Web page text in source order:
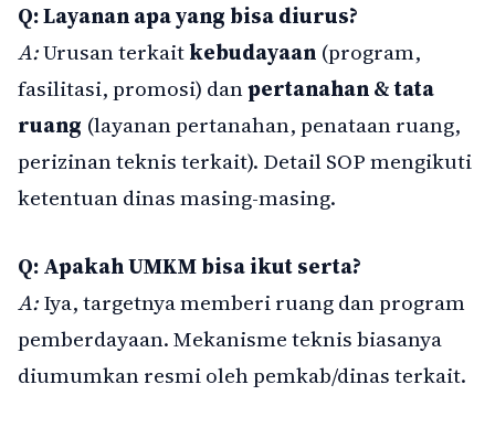
Q: Layanan apa yang bisa diurus?
A:Urusan terkaitkebudayaan (program,
fasilitasi, promosi) danpertanahan & tata
ruang (layanan pertanahan, penataan ruang,
perizinan teknis terkait). Detail SOP mengikuti
ketentuan dinas masing-masing.
Q: Apakah UMKM bisa ikut serta?
A:Iya, targetnya memberi ruang dan program
pemberdayaan. Mekanisme teknis biasanya
diumumkan resmi oleh pemkab/dinas terkait.